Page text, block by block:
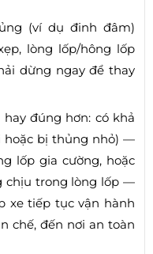
(ví dụ đinh đâm)
lòng lốp/hông lốp
dừng ngay để thay
đúng hơn: có khả
hoặc bị thủng nhỏ) —
lốp gia cường, hoặc
chịu trong lòng lốp —
xe tiếp tục vận hành
chế, đến nơi an toàn